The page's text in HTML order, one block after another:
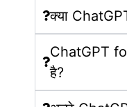
क्या
ChatGPT
है?